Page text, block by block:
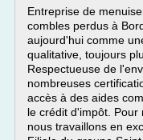
Entreprise de
combles perdus à
aujourd'hui comme
qualitative, toujours
Respectueuse de
nombreuses
accès à des aides
le crédit d'impôt. Pour
nous travaillons en